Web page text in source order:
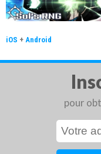
iOS + Android
pour